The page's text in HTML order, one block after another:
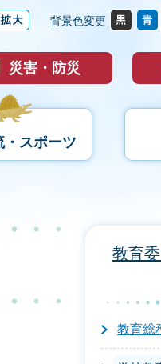
背景色変更
災害・防災
・スポーツ
教育
教育総